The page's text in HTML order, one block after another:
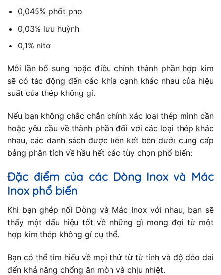
0,045% phốt pho
0,03% lưu huỳnh
0,1% nitơ
Mỗi lần bổ sung hoặc điều chỉnh thành phần hợp kim
sẽ có tác động đến các khía cạnh khác nhau của hiệu
suất của thép không gỉ.
Nếu bạn không chắc chắn chính xác loại thép mình cần
hoặc yêu cầu về thành phần đối với các loại thép khác
nhau, các danh sách được liên kết bên dưới cung cấp
bảng phân tích về hầu hết các tùy chọn phổ biến:
Đặc điểm của các Dòng Inox và Mác
Inox phổ biến
Khi bạn ghép nối Dòng và Mác Inox với nhau, bạn sẽ
thấy một dấu hiệu tốt về những gì mong đợi từ một
hợp kim thép không gỉ cụ thể.
Bạn có thể tìm hiểu về mọi thứ từ từ tính và độ dẻo dai
đến khả năng chống ăn mòn và chịu nhiệt.